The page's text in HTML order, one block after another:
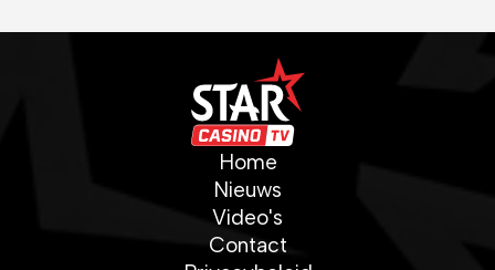
Home
Nieuws
Video's
Contact